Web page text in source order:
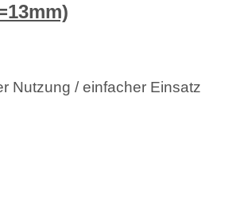
Nutzung / einfacher Einsatz